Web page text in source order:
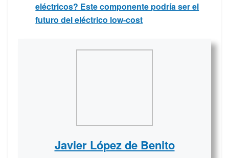
eléctricos? Este componente podría ser el
futuro del eléctrico low-cost
Javier López de Benito